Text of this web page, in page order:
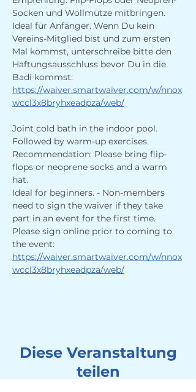
Socken und Wollmütze mitbringen.
Ideal für Anfänger. Wenn Du kein
Vereins-Mitglied bist und zum ersten
Mal kommst, unterschreibe bitte den
Haftungsausschluss bevor Du in die
Badi kommst:
https://waiver.smartwaiver.com/w/nnox
wccl3x8bryhxeadpza/web/
Joint cold bath in the indoor pool.
Followed by warm-up exercises.
Recommendation: Please bring flip-
flops or neoprene socks and a warm
hat.
Ideal for beginners. - Non-members
need to sign the waiver if they take
part in an event for the first time.
Please sign online prior to coming to
the event:
https://waiver.smartwaiver.com/w/nnox
wccl3x8bryhxeadpza/web/
Diese Veranstaltung
teilen